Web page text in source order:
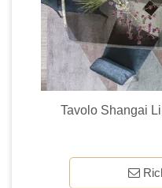
Tavolo Shangai